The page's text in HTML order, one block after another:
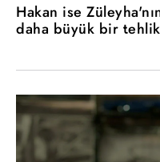
Hakan ise
daha büyük bir